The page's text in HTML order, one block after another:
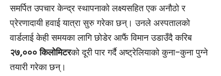
समर्पित उपचार केन्द्र स्थापनाको लक्ष्यसहित एक अनौठो र
प्रेरणादायी हवाई यात्रा सुरु गरेका छन्। उनले अस्पतालको
वार्डलाई केही समयका लागि छोडेर आफैं विमान उडाउँदै करिब
२७,००० किलोमिटरको दूरी पार गर्दै अष्ट्रेलियाको कुना–कुना पुग्ने
तयारी गरेका छन्।